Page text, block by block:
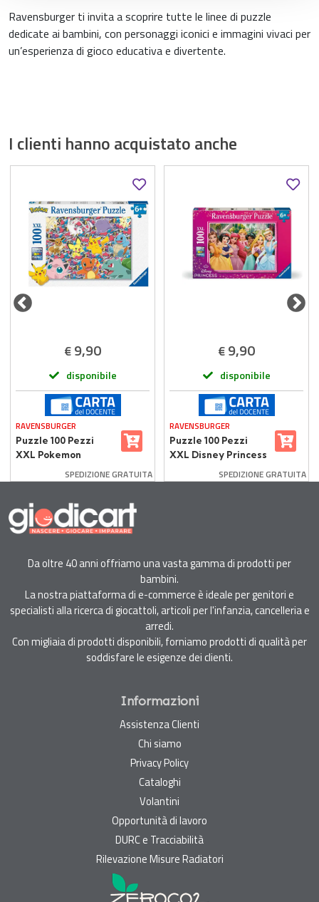
Ravensburger ti invita a scoprire tutte le linee di puzzle
dedicate ai bambini, con personaggi iconici e immagini vivaci per
un’esperienza di gioco educativa e divertente.
I clienti hanno acquistato anche
€9,90
disponibile
RAVENSBURGER
Puzzle 100 Pezzi
XXL Pokemon
SPEDIZIONE GRATUITA
€9,90
disponibile
RAVENSBURGER
Puzzle 100 Pezzi
XXL Disney Princess
SPEDIZIONE GRATUITA
Da oltre 40 anni offriamo una vasta gamma di prodotti per
bambini.
La nostra piattaforma di e-commerce è ideale per genitori e
specialisti alla ricerca di giocattoli, articoli per l'infanzia, cancelleria e
arredi.
Con migliaia di prodotti disponibili, forniamo prodotti di qualità per
soddisfare le esigenze dei clienti.
Informazioni
Assistenza Clienti
Chi siamo
Privacy Policy
Cataloghi
Volantini
Opportunità di lavoro
DURC e Tracciabilità
Rilevazione Misure Radiatori